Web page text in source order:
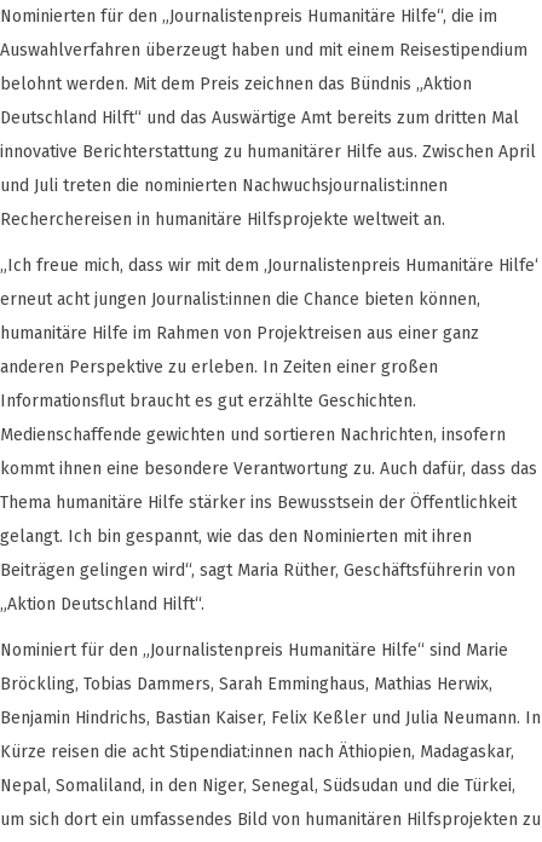
Nominierten für den „Journalistenpreis Humanitäre Hilfe“, die im
Auswahlverfahren überzeugt haben und mit einem Reisestipendium
belohnt werden. Mit dem Preis zeichnen das Bündnis „Aktion
Deutschland Hilft“ und das Auswärtige Amt bereits zum dritten Mal
innovative Berichterstattung zu humanitärer Hilfe aus. Zwischen April
und Juli treten die nominierten Nachwuchsjournalist:innen
Recherchereisen in humanitäre Hilfsprojekte weltweit an.
„Ich freue mich, dass wir mit dem ‚Journalistenpreis Humanitäre Hilfe‘
erneut acht jungen Journalist:innen die Chance bieten können,
humanitäre Hilfe im Rahmen von Projektreisen aus einer ganz
anderen Perspektive zu erleben. In Zeiten einer großen
Informationsflut braucht es gut erzählte Geschichten.
Medienschaffende gewichten und sortieren Nachrichten, insofern
kommt ihnen eine besondere Verantwortung zu. Auch dafür, dass das
Thema humanitäre Hilfe stärker ins Bewusstsein der Öffentlichkeit
gelangt. Ich bin gespannt, wie das den Nominierten mit ihren
Beiträgen gelingen wird“, sagt Maria Rüther, Geschäftsführerin von
„Aktion Deutschland Hilft“.
Nominiert für den „Journalistenpreis Humanitäre Hilfe“ sind Marie
Bröckling, Tobias Dammers, Sarah Emminghaus, Mathias Herwix,
Benjamin Hindrichs, Bastian Kaiser, Felix Keßler und Julia Neumann. In
Kürze reisen die acht Stipendiat:innen nach Äthiopien, Madagaskar,
Nepal, Somaliland, in den Niger, Senegal, Südsudan und die Türkei,
um sich dort ein umfassendes Bild von humanitären Hilfsprojekten zu